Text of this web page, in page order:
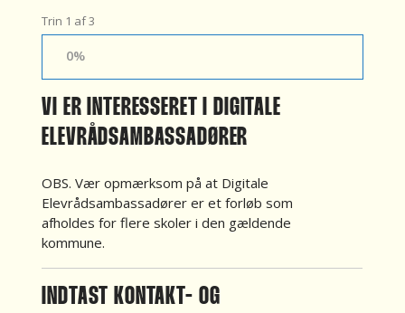
Trin 1 af3
0%
VI ER INTERESSERET I DIGITALE
ELEVRÅDSAMBASSADØRER
OBS. Vær opmærksom på at Digitale
Elevrådsambassadører er et forløb som
afholdes for flere skoler i den gældende
kommune.
INDTAST KONTAKT- OG